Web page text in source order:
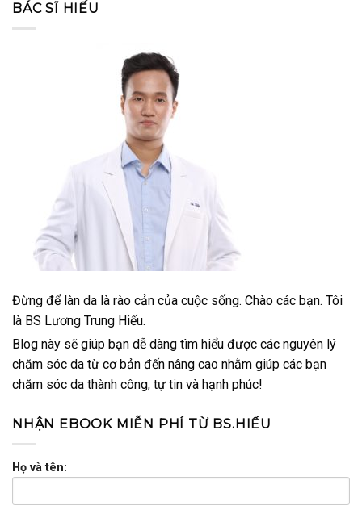
BÁC SĨ HIẾU
Đừng để làn da là rào cản của cuộc sống. Chào các bạn. Tôi
là BS Lương Trung Hiếu.
Blog này sẽ giúp bạn dễ dàng tìm hiểu được các nguyên lý
chăm sóc da từ cơ bản đến nâng cao nhằm giúp các bạn
chăm sóc da thành công, tự tin và hạnh phúc!
NHẬN EBOOK MIỄN PHÍ TỪ BS.HIẾU
Họ và tên: